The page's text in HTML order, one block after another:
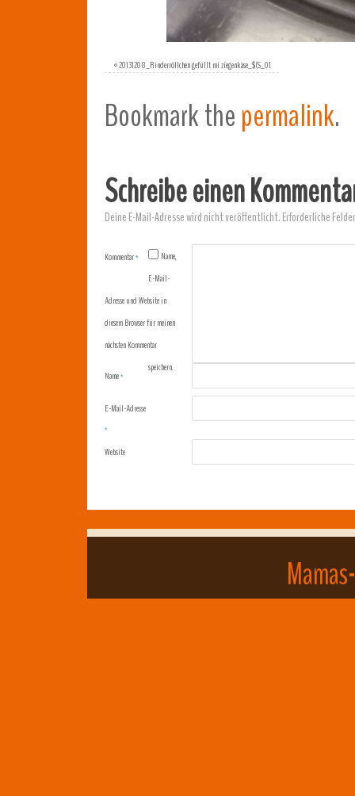
«20131208_Rinderröllchen gefüllt mi ziegenkäse_$(S_01
Bookmark thepermalink.
Schreibe einen
Deine E-Mail-Adresse wird nicht veröffentlicht.Erforderliche
Kommentar*
Name*
E-Mail-Adresse
*
Website
Name,
E-Mail-
Adresse und Website in
diesem Browser für meinen
nächsten Kommentar
speichern.